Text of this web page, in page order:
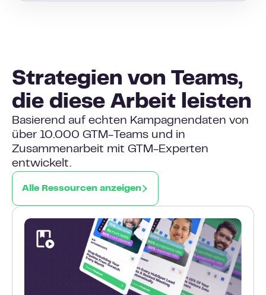
Strategien von Teams,
die diese Arbeit leisten
Basierend auf echten Kampagnendaten von
über 10.000 GTM-Teams und in
Zusammenarbeit mit GTM-Experten
entwickelt.
Alle Ressourcen anzeigen